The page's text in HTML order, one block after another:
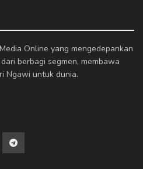
Online yang mengedepankan
berbagi segmen, membawa
Ngawi untuk dunia.